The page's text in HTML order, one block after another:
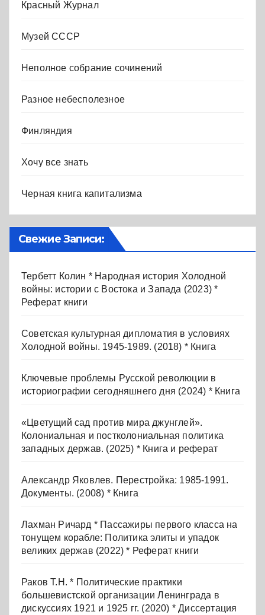
Красный Журнал
Музей СССР
Неполное собрание сочинений
Разное небесполезное
Финляндия
Хочу все знать
Черная книга капитализма
Свежие Записи:
Тербетт Колин * Народная история Холодной
войны: истории с Востока и Запада (2023) *
Реферат книги
Советская культурная дипломатия в условиях
Холодной войны. 1945-1989. (2018) * Книга
Ключевые проблемы Русской революции в
историографии сегодняшнего дня (2024) * Книга
«Цветущий сад против мира джунглей».
Колониальная и постколониальная политика
западных держав. (2025) * Книга и реферат
Александр Яковлев. Перестройка: 1985-1991.
Документы. (2008) * Книга
Лахман Ричард * Пассажиры первого класса на
тонущем корабле: Политика элиты и упадок
великих держав (2022) * Реферат книги
Раков Т.Н. * Политические практики
большевистской организации Ленинграда в
дискуссиях 1921 и 1925 гг. (2020) * Диссертация